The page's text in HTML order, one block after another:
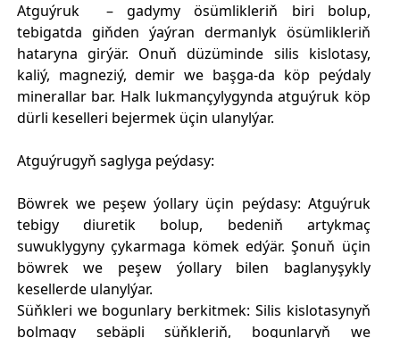
Atguýruk​ – gadymy ösümlikleriň biri bolup,
tebigatda giňden ýaýran dermanlyk ösümlikleriň
hataryna girýär. Onuň düzüminde silis​ kislotasy,
kaliý, magneziý​, demir we başga-da köp peýdaly
minerallar bar. Halk lukmançylygynda atguýruk​ köp
dürli keselleri bejermek üçin ulanylýar.
Atguýrugyň​ saglyga peýdasy:
Böwrek we peşew ýollary üçin peýdasy: Atguýruk​
tebigy diuretik​ bolup, bedeniň artykmaç
suwuklygyny çykarmaga kömek edýär. Şonuň üçin
böwrek we peşew ýollary bilen baglanyşykly
kesellerde ulanylýar.
Süňkleri we bogunlary berkitmek: Silis​ kislotasynyň
bolmagy sebäpli süňkleriň, bogunlaryň we